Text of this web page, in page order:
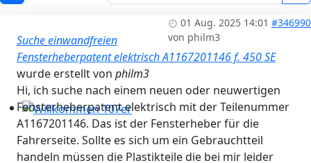
Willkommen 107er
01 Aug. 2025 14:01 #346990
von philm3
Suche einwandfreien
Fensterheberpatent elektrisch A1167201146 f. 450 SE
wurde erstellt von philm3
Hi, ich suche nach einem neuen oder neuwertigen
Fensterheberpatent elektrisch mit der Teilenummer
A1167201146. Das ist der Fensterheber für die
Fahrerseite. Sollte es sich um ein Gebrauchtteil
handeln müssen die Plastikteile die bei mir leider